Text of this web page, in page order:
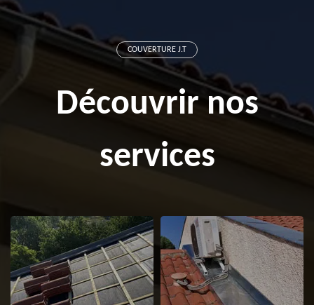
COUVERTURE J.T
Découvrir nos
services